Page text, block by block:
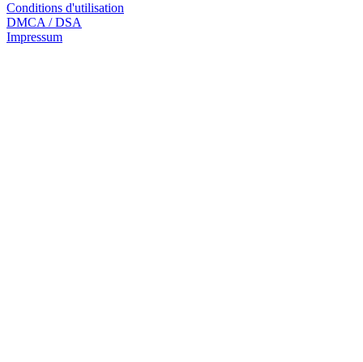
Conditions d'utilisation
DMCA / DSA
Impressum